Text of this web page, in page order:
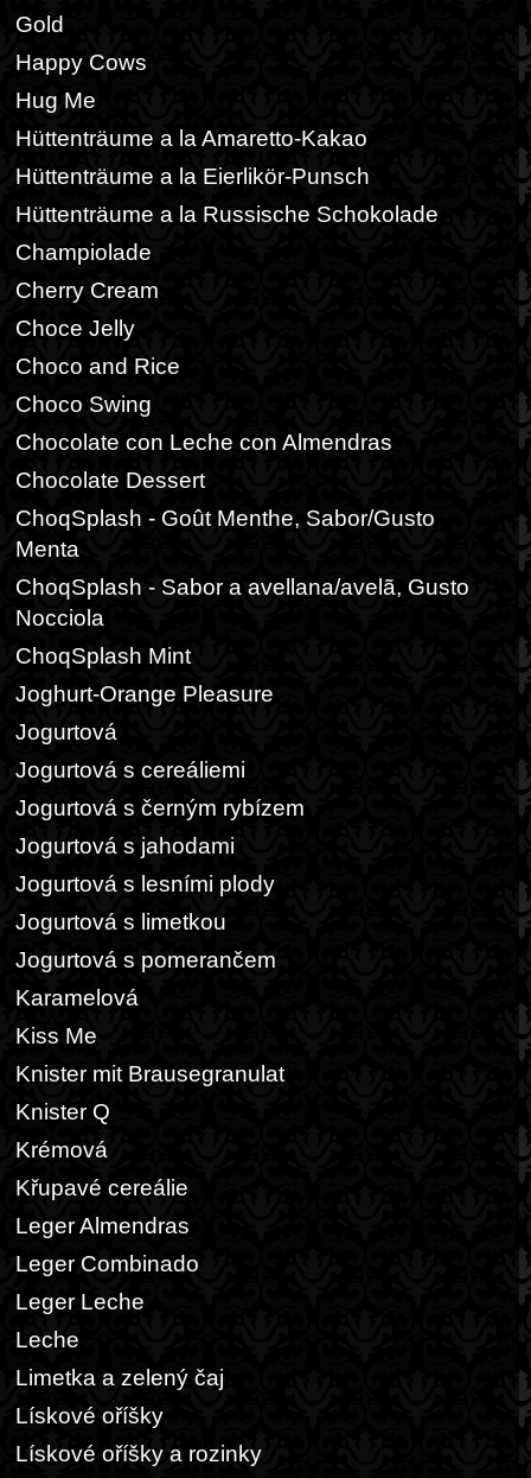
Gold
Happy Cows
Hug Me
Hüttenträume a la Amaretto-Kakao
Hüttenträume a la Eierlikör-Punsch
Hüttenträume a la Russische Schokolade
Champiolade
Cherry Cream
Choce Jelly
Choco and Rice
Choco Swing
Chocolate con Leche con Almendras
Chocolate Dessert
ChoqSplash - Goût Menthe, Sabor/Gusto
Menta
ChoqSplash - Sabor a avellana/avelã, Gusto
Nocciola
ChoqSplash Mint
Joghurt-Orange Pleasure
Jogurtová
Jogurtová s cereáliemi
Jogurtová s černým rybízem
Jogurtová s jahodami
Jogurtová s lesními plody
Jogurtová s limetkou
Jogurtová s pomerančem
Karamelová
Kiss Me
Knister mit Brausegranulat
Knister Q
Krémová
Křupavé cereálie
Leger Almendras
Leger Combinado
Leger Leche
Leche
Limetka a zelený čaj
Lískové oříšky
Lískové oříšky a rozinky